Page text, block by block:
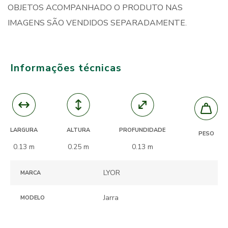
OBJETOS ACOMPANHADO O PRODUTO NAS
IMAGENS SÃO VENDIDOS SEPARADAMENTE.
Informações técnicas
LARGURA
0.13 m
ALTURA
0.25 m
PROFUNDIDADE
0.13 m
PESO
MARCA LYOR
MODELO Jarra